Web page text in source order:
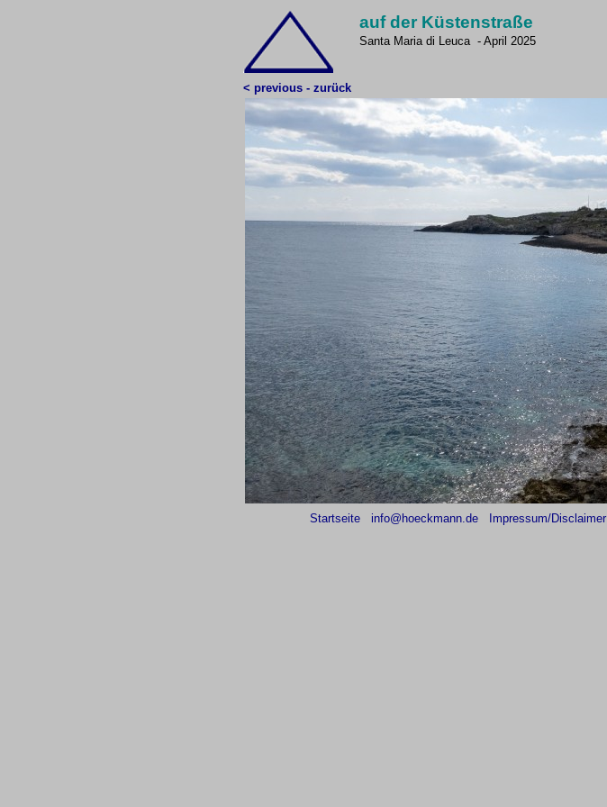
auf der Küstenstraße
Santa Maria di Leuca - April 2025
< previous - zurück
Startseite info@hoeckmann.de Impressum/Disclaimer